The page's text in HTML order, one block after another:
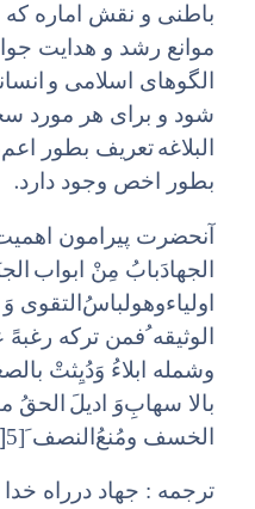
باطنی و نقش اماره که
موانع رشد و هدایت
الگوهای اسلامی و
شود و برای هر مورد
البلاغه
بطور اخص وجود دارد.
آنحضرت پیرامون
الجهادَ‌بابُ مِنْ ابواب
اولیاء‌وهولباسُ‌التقوی وَ
الوثیقه ُ‌فمن ترکه
وشمله ابلاءُ وَ‌دُیِثتْ
بالا سهابِ‌وَ ادیلَ‌ الحقُ
الخسف ومُنعُ‌النصف َ[5 ]
ترجمه : جهاد درراه